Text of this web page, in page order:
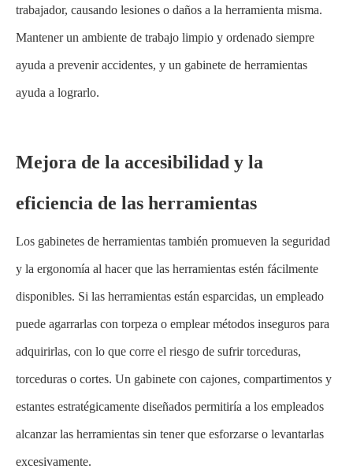
trabajador, causando lesiones o daños a la herramienta misma.
Mantener un ambiente de trabajo limpio y ordenado siempre
ayuda a prevenir accidentes, y un gabinete de herramientas
ayuda a lograrlo.
Mejora de la accesibilidad y la
eficiencia de las herramientas
Los gabinetes de herramientas también promueven la seguridad
y la ergonomía al hacer que las herramientas estén fácilmente
disponibles. Si las herramientas están esparcidas, un empleado
puede agarrarlas con torpeza o emplear métodos inseguros para
adquirirlas, con lo que corre el riesgo de sufrir torceduras,
torceduras o cortes. Un gabinete con cajones, compartimentos y
estantes estratégicamente diseñados permitiría a los empleados
alcanzar las herramientas sin tener que esforzarse o levantarlas
excesivamente.